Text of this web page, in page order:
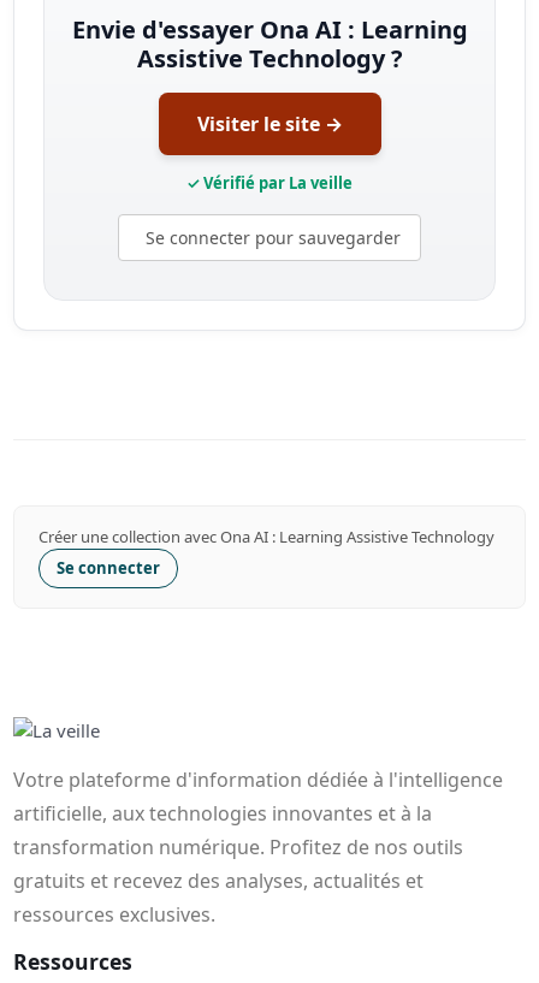
Envie d'essayer Ona AI : Learning
Assistive Technology ?
Visiter le site →
✓ Vérifié par La veille
Se connecter pour sauvegarder
Créer une collection avec Ona AI : Learning Assistive Technology
Se connecter
Votre plateforme d'information dédiée à l'intelligence
artificielle, aux technologies innovantes et à la
transformation numérique. Profitez de nos outils
gratuits et recevez des analyses, actualités et
ressources exclusives.
Ressources